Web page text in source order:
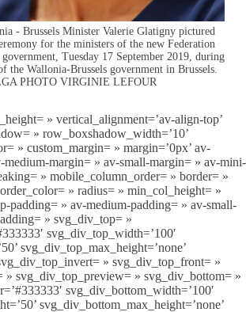
- Brussels Minister Valerie Glatigny pictured
for the ministers of the new Federation
Tuesday 17 September 2019, during
the Wallonia-Brussels government in Brussels.
PHOTO VIRGINIE LEFOUR
» vertical_alignment=’av-align-top’
» row_boxshadow_width=’10’
» custom_margin= » margin=’0px’ av-
medium-margin= » av-small-margin= » av-mini-
» mobile_column_order= » border= »
» radius= » min_col_height= »
padding= » av-medium-padding= » av-small-
» svg_div_top= »
svg_div_top_width=’100′
svg_div_top_max_height=’none’
» svg_div_top_front= »
» svg_div_top_preview= » svg_div_bottom= »
svg_div_bottom_width=’100′
svg_div_bottom_max_height=’none’